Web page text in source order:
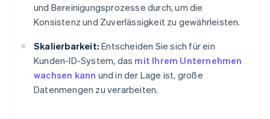
und Bereinigungsprozesse durch, um die
Konsistenz und Zuverlässigkeit zu gewährleisten.
Skalierbarkeit: Entscheiden Sie sich für ein
Kunden-ID-System, das mit Ihrem Unternehmen
wachsen kann und in der Lage ist, große
Datenmengen zu verarbeiten.